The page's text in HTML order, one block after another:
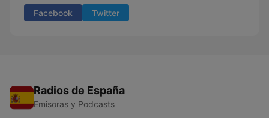
Facebook Twitter
Radios de España
Emisoras y Podcasts